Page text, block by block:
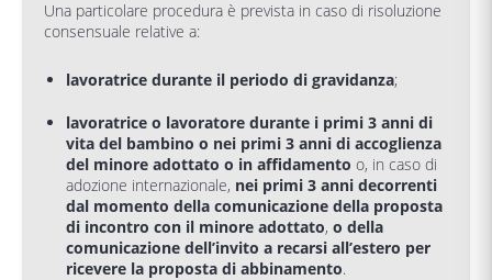
Una particolare procedura è prevista in caso di risoluzione
consensuale relative a:
lavoratrice durante il periodo di gravidanza;
lavoratrice o lavoratore durante i primi 3 anni di
vita del bambino o nei primi 3 anni di accoglienza
del minore adottato o in affidamento o, in caso di
adozione internazionale, nei primi 3 anni decorrenti
dal momento della comunicazione della proposta
di incontro con il minore adottato, o della
comunicazione dell’invito a recarsi all’estero per
ricevere la proposta di abbinamento.